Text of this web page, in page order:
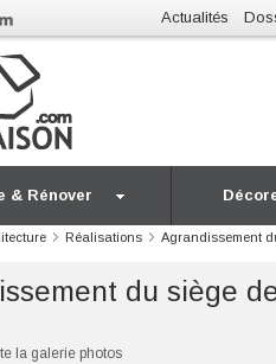
Actualités
& Rénover
Réalisations Agrandissement
du siège
la galerie photos